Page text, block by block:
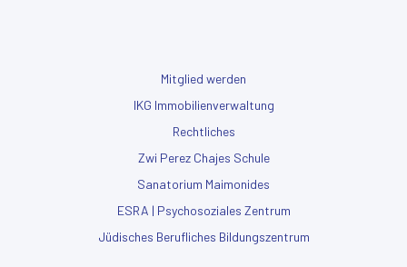
Mitglied werden
IKG Immobilienverwaltung
Rechtliches
Zwi Perez Chajes Schule
Sanatorium Maimonides
ESRA | Psychosoziales Zentrum
Jüdisches Berufliches Bildungszentrum